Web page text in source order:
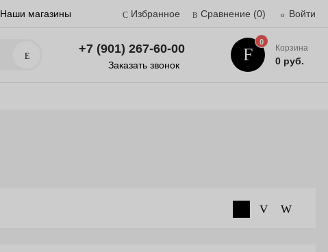
Наши магазины Избранное Сравнение (0) Войти
Поиск +7 (901) 267-60-00
Заказать звонок
0
Корзина
0 руб.